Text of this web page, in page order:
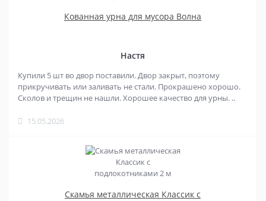
Кованная урна для мусора Волна
Настя
Купили 5 шт во двор поставили. Двор закрыт, поэтому
прикручивать или заливать не стали. Прокрашено хорошо.
Сколов и трещин не нашли. Хорошее качество для урны. ..
15.05.2026
Скамья металлическая Классик с